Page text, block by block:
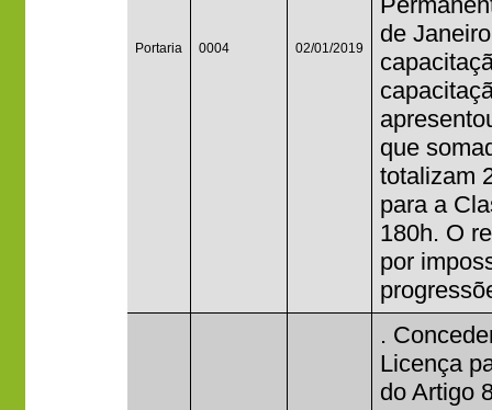
Portaria 0004 02/01/2019
de
que
totalizam
para a
180h. O
por
.
Licença
do Artigo